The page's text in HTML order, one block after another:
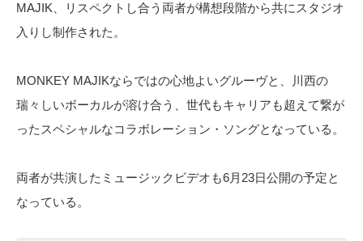
MAJIK、リスペクトし合う両者が構想段階から共にスタジオ
入りし制作された。
MONKEY MAJIKならではの心地よいグルーヴと、川西の
瑞々しいボーカルが溶け合う、世代もキャリアも超えて繋が
ったスペシャルなコラボレーション・ソングとなっている。
両者が共演したミュージックビデオも6月23日公開の予定と
なっている。